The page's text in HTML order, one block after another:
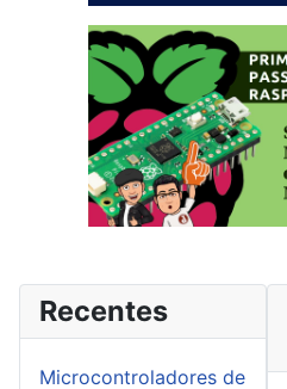
Recentes
Microcontroladores de